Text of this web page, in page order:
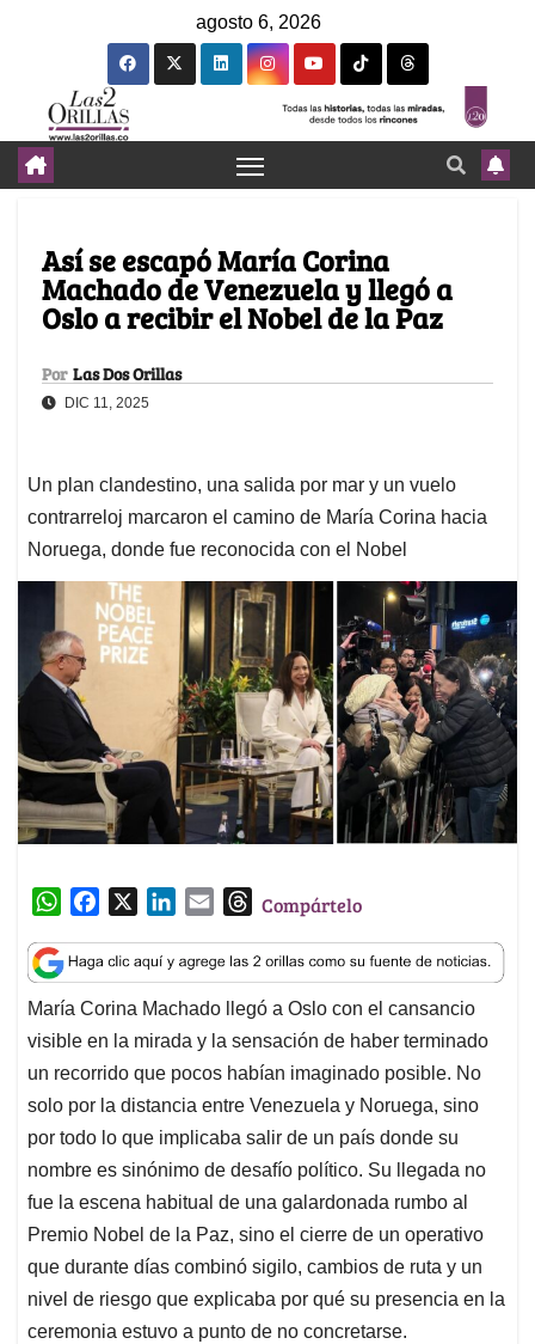
agosto 6, 2026
Así se escapó María Corina
Machado de Venezuela y llegó a
Oslo a recibir el Nobel de la Paz
Por Las Dos Orillas
DIC 11, 2025
Un plan clandestino, una salida por mar y un vuelo
contrarreloj marcaron el camino de María Corina hacia
Noruega, donde fue reconocida con el Nobel
W
a
t
s
A
p
p
c
e
b
o
o
k
n
k
e
d
I
n
a
i
l
T
r
e
a
d
s
Compártelo
María Corina Machado llegó a Oslo con el cansancio
visible en la mirada y la sensación de haber terminado
un recorrido que pocos habían imaginado posible. No
solo por la distancia entre Venezuela y Noruega, sino
por todo lo que implicaba salir de un país donde su
nombre es sinónimo de desafío político. Su llegada no
fue la escena habitual de una galardonada rumbo al
Premio Nobel de la Paz, sino el cierre de un operativo
que durante días combinó sigilo, cambios de ruta y un
nivel de riesgo que explicaba por qué su presencia en la
ceremonia estuvo a punto de no concretarse.